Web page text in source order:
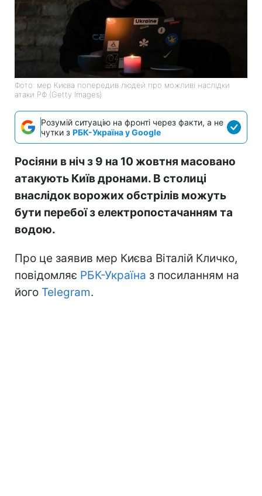
Фото: мер Києва попередив людей про можливі наслідки
атаки РФ (Getty Images)
Розумій ситуацію на фронті через факти, а не
чутки з РБК-Україна у Google
Росіяни в ніч з 9 на 10 жовтня масовано
атакують Київ дронами. В столиці
внаслідок ворожих обстрілів можуть
бути перебої з електропостачанням та
водою.
Про це заявив мер Києва Віталій Кличко,
повідомляє РБК-Україна з посиланням на
його Telegram.